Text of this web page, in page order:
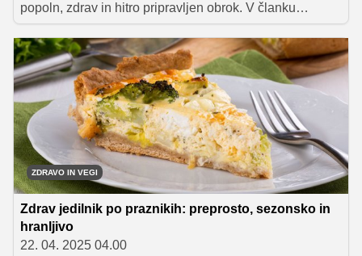
popoln, zdrav in hitro pripravljen obrok. V članku
razkrivamo recepte in trike, kako ustvariti solate, ki bodo
nasitne in polnovredne.
ZDRAVO IN VEGI
Zdrav jedilnik po praznikih: preprosto, sezonsko in
hranljivo
22. 04. 2025 04.00